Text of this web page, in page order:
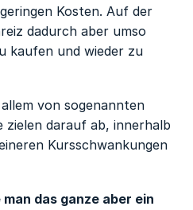
Kosten. Auf der
dadurch aber umso
kaufen und wieder zu
von sogenannten
zielen darauf ab, innerhalb
Kursschwankungen
das ganze aber ein